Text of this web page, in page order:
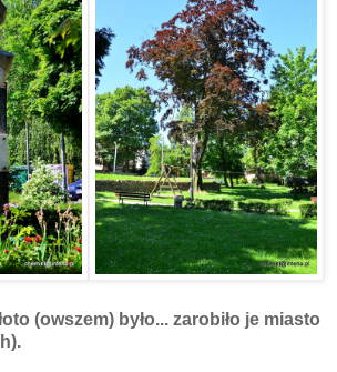
(owszem) było... zarobiło je miasto